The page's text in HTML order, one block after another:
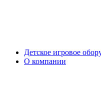
Детское игровое
О компании